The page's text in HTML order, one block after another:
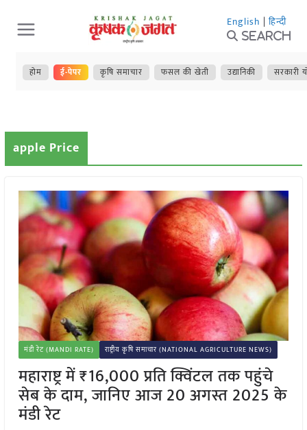
Skip
to
content
English | हिन्दी
Search
होम ई-पेपर कृषि समाचार फसल की खेती उद्यानिकी सरकारी
apple Price
मंडी रेट (MANDI RATE) राष्ट्रीय कृषि समाचार (NATIONAL AGRICULTURE NEWS)
महाराष्ट्र में ₹16,000 प्रति क्विंटल तक पहुंचे
सेब के दाम, जानिए आज 20 अगस्त 2025 के
मंडी रेट